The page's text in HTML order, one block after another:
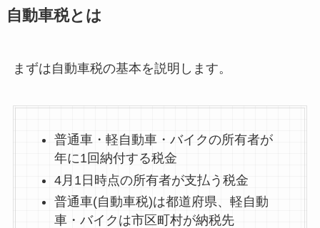
自動車税とは
まずは自動車税の基本を説明します。
普通車・軽自動車・バイクの所有者が
年に1回納付する税金
4月1日時点の所有者が支払う税金
普通車(自動車税)は都道府県、軽自動
車・バイクは市区町村が納税先